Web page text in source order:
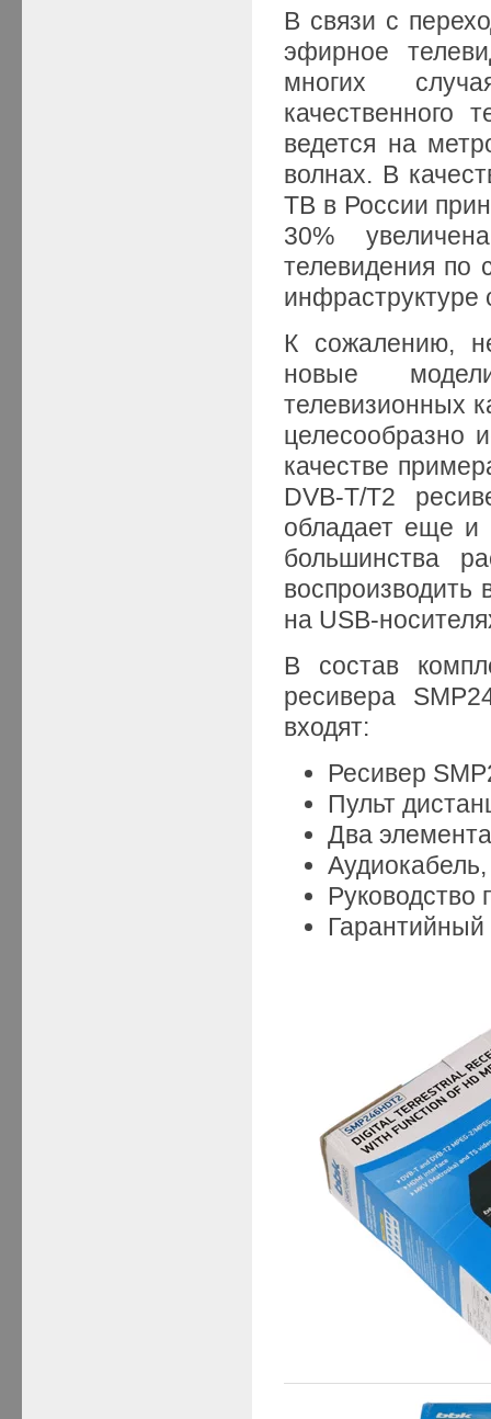
В связи с
эфирное
многих
качественного
ведется на
волнах. В
ТВ в России
30%
телевидения по
инфраструктуре
К сожалению,
новые
телевизионных
целесообразно
качестве
DVB-T/T2
обладает еще и
большинства
воспроизводить
на USB-
В состав
ресивера
входят:
Ресивер
Пульт
Два
Аудиокабель,
Руководство
Гарантийный